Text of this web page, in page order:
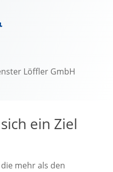
Löffler GmbH
ein Ziel
mehr als den